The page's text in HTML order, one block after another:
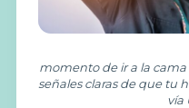
momento de ir a la cama
señales claras de que tu
vía